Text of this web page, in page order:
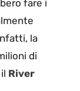
fare i
la
di
River